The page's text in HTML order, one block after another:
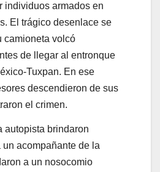
individuos armados en
El trágico desenlace se
camioneta volcó
de llegar al entronque
Tuxpan. En ese
descendieron de sus
el crimen.
autopista brindaron
acompañante de la
a un nosocomio